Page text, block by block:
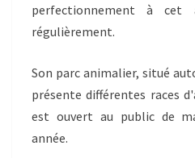
perfectionnement à cet
régulièrement.
Son parc animalier, situé
présente différentes races
est ouvert au public de
année.